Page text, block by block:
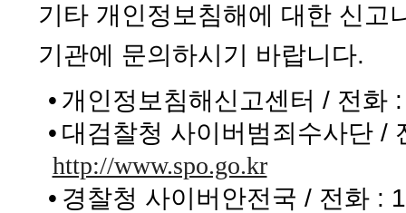
기타 개인정보침해에 대한 신고
기관에 문의하시기 바랍니다.
• 개인정보침해신고센터 / 전화
• 대검찰청 사이버범죄수사단 /
http://www.spo.go.kr
• 경찰청 사이버안전국 / 전화 :